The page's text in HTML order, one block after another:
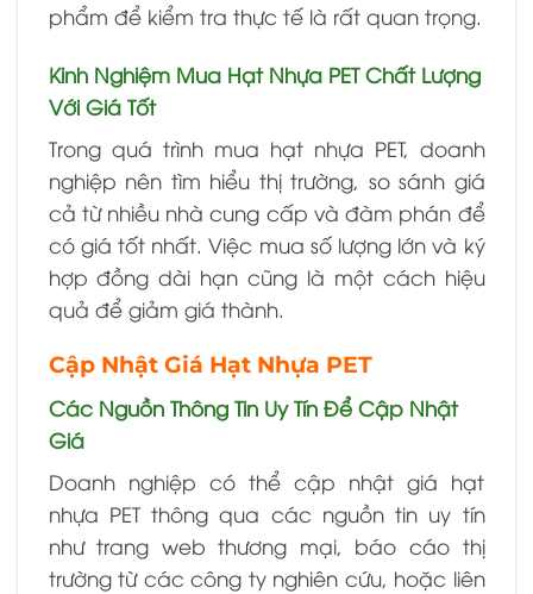
phẩm để kiểm tra thực tế là rất quan trọng.
Kinh Nghiệm Mua Hạt Nhựa PET Chất Lượng
Với Giá Tốt
Trong quá trình mua hạt nhựa PET, doanh
nghiệp nên tìm hiểu thị trường, so sánh giá
cả từ nhiều nhà cung cấp và đàm phán để
có giá tốt nhất. Việc mua số lượng lớn và ký
hợp đồng dài hạn cũng là một cách hiệu
quả để giảm giá thành.
Cập Nhật Giá Hạt Nhựa PET
Các Nguồn Thông Tin Uy Tín Để Cập Nhật
Giá
Doanh nghiệp có thể cập nhật giá hạt
nhựa PET thông qua các nguồn tin uy tín
như trang web thương mại, báo cáo thị
trường từ các công ty nghiên cứu, hoặc liên